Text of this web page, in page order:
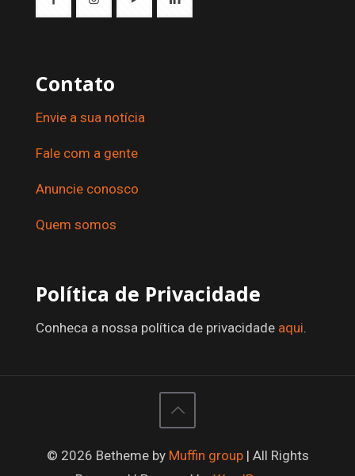
Contato
Envie a sua notícia
Fale com a gente
Anuncie conosco
Quem somos
Política de Privacidade
Conheca a nossa política de privacidade aqui.
© 2026 Betheme by Muffin group| All Rights